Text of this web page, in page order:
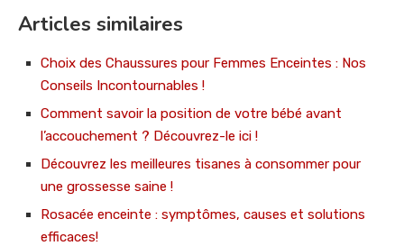
Articles similaires
Choix des Chaussures pour Femmes Enceintes : Nos
Conseils Incontournables !
Comment savoir la position de votre bébé avant
l’accouchement ? Découvrez-le ici !
Découvrez les meilleures tisanes à consommer pour
une grossesse saine !
Rosacée enceinte : symptômes, causes et solutions
efficaces!